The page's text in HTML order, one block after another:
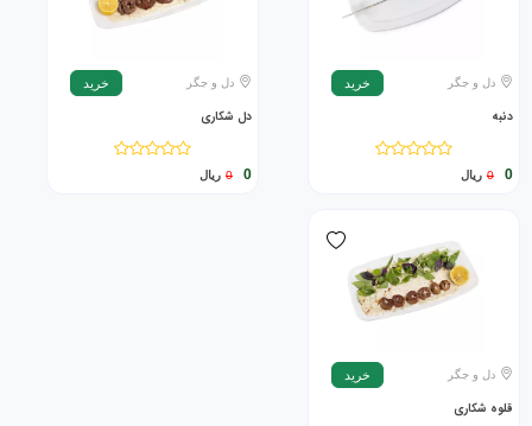
دل و جگر خرید
دنبه
0
0 ریال
دل و جگر خرید
دل شکاری
0
0 ریال
دل و جگر خرید
قلوه شکاری